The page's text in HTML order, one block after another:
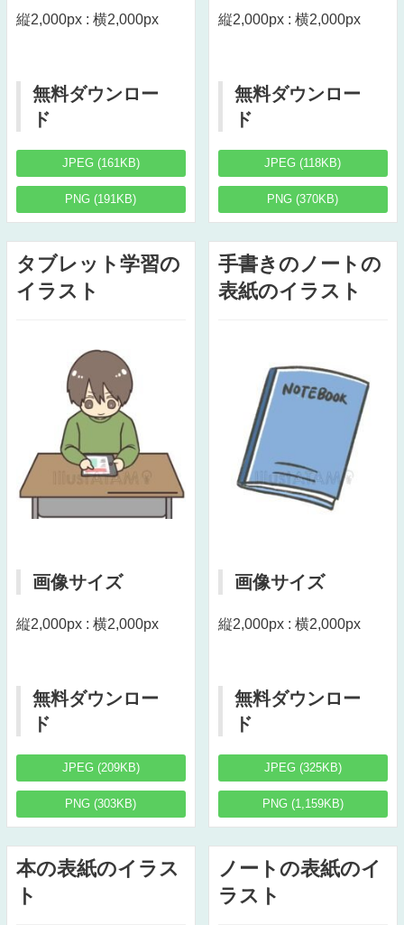
縦2,000px : 横2,000px
無料ダウンロー
ド
JPEG (161KB)
PNG (191KB)
縦2,000px : 横2,000px
無料ダウンロー
ド
JPEG (118KB)
PNG (370KB)
タブレット学習の
イラスト
画像サイズ
縦2,000px : 横2,000px
無料ダウンロー
ド
JPEG (209KB)
PNG (303KB)
手書きのノートの
表紙のイラスト
画像サイズ
縦2,000px : 横2,000px
無料ダウンロー
ド
JPEG (325KB)
PNG (1,159KB)
本の表紙のイラス
ト
ノートの表紙のイ
ラスト